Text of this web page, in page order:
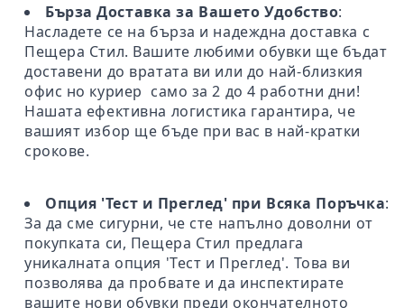
Бърза Доставка за Вашето Удобство:
Насладете се на бърза и надеждна доставка с
Пещера Стил. Вашите любими обувки ще бъдат
доставени до вратата ви или до най-близкия
офис но куриер само за 2 до 4 работни дни!
Нашата ефективна логистика гарантира, че
вашият избор ще бъде при вас в най-кратки
срокове.
Опция 'Тест и Преглед' при Всяка Поръчка:
За да сме сигурни, че сте напълно доволни от
покупката си, Пещера Стил предлага
уникалната опция 'Тест и Преглед'. Това ви
позволява да пробвате и да инспектирате
вашите нови обувки преди окончателното